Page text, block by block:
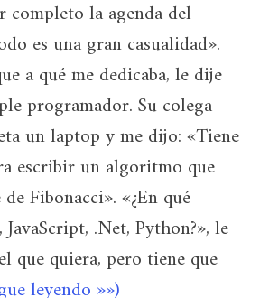
completo la agenda del
es una gran casualidad».
a qué me dedicaba, le dije
programador. Su colega
un laptop y me dijo: «Tiene
escribir un algoritmo que
Fibonacci». «¿En qué
JavaScript, .Net, Python?», le
que quiera, pero tiene que
leyendo »»)